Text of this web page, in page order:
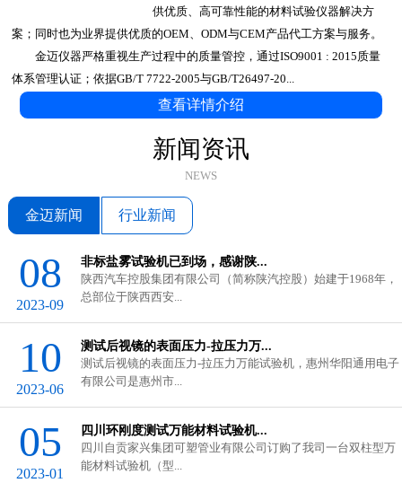
供优质、高可靠性能的材料试验仪器解决方
案；同时也为业界提供优质的OEM、ODM与CEM产品代工方案与服务。
金迈仪器严格重视生产过程中的质量管控，通过ISO9001 : 2015质量
体系管理认证；依据GB/T 7722-2005与GB/T26497-20...
查看详情介绍
新闻资讯
NEWS
金迈新闻 行业新闻
08
2023-09
非标盐雾试验机已到场，感谢陕...
陕西汽车控股集团有限公司（简称陕汽控股）始建于1968年，
总部位于陕西西安...
10
2023-06
测试后视镜的表面压力-拉压力万...
测试后视镜的表面压力-拉压力万能试验机，惠州华阳通用电子
有限公司是惠州市...
05
2023-01
四川环刚度测试万能材料试验机...
四川自贡家兴集团可塑管业有限公司订购了我司一台双柱型万
能材料试验机（型...
GB/T 3682.1-2018与ASTM D1238...
在塑料工业中，熔体流动速率（...